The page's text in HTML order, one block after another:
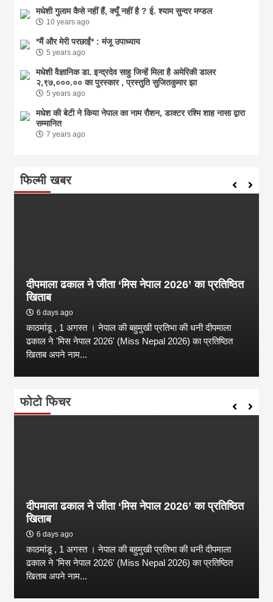
मधेशी गुलाम कैसे नहीं हैं, क्यूँ नहीं है ? ई. श्याम सुन्दर मण्डल
10 years ago
*मैं और मेरी परछाईं* : मंजू उपाध्याय
5 years ago
मधेशी वैज्ञानिक डा. इन्द्रदेव साहु जिन्हें मिला है अमेरिकी डालर
२,९७,०००.०० का पुरस्कार , प्रस्तुति सुजितकुमार झा
5 years ago
मधेश की बेटी ने किया नेपाल का नाम राैशन, डाक्टर रश्मि शाह नासा द्वारा
सम्मानित
7 years ago
फिल्मी खबर
दीपमाला ढकाल ने जीता ‘मिस नेपाल 2026’ का प्रतिष्ठित
खिताब
6 days ago
काठमांडू , 1 अगस्त । नेपाल की बहुमुखी प्रतिभा की धनी दीपमाला
ढकाल ने 'मिस नेपाल 2026' (Miss Nepal 2026) का प्रतिष्ठित
खिताब अपने नाम...
फोटो फिचर
दीपमाला ढकाल ने जीता ‘मिस नेपाल 2026’ का प्रतिष्ठित
खिताब
6 days ago
काठमांडू , 1 अगस्त । नेपाल की बहुमुखी प्रतिभा की धनी दीपमाला
ढकाल ने 'मिस नेपाल 2026' (Miss Nepal 2026) का प्रतिष्ठित
खिताब अपने नाम...